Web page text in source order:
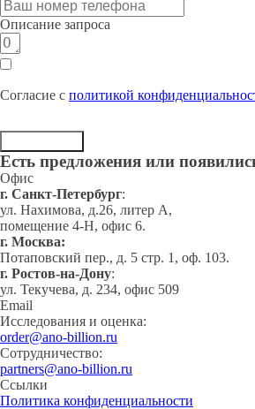
Описание запроса
Согласие с политикой
Есть предложения или
Офис
г. Cанкт-Петербург:
ул. Нахимова, д.26, литер А,
помещение 4-Н, офис 6.
г. Москва:
Потаповский пер., д. 5 стр. 1, оф. 103.
г. Ростов-на-Дону:
ул. Текучева, д. 234, офис 509
Email
Исследования и оценка:
order@ano-billion.ru
Сотрудничество:
partners@ano-billion.ru
Ссылки
Политика конфиденциальности